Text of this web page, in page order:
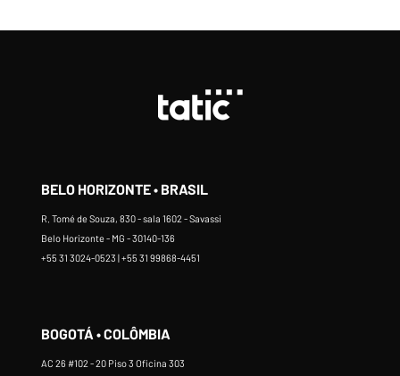
BELO HORIZONTE • BRASIL
R. Tomé de Souza, 830 - sala 1602 - Savassi
Belo Horizonte - MG - 30140-136
+55 31 3024-0523 | +55 31 99868-4451
BOGOTÁ • COLÔMBIA
AC 26 #102 - 20 Piso 3 Oficina 303